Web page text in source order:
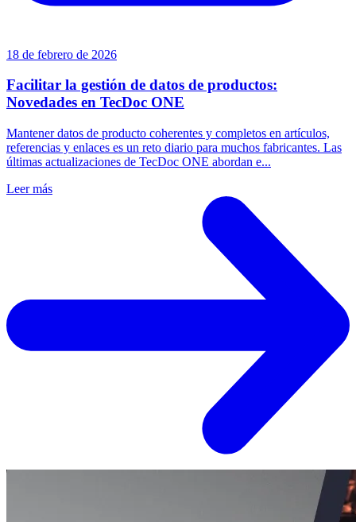
18 de febrero de 2026
Facilitar la gestión de datos de productos:
Novedades en TecDoc ONE
Mantener datos de producto coherentes y completos en artículos,
referencias y enlaces es un reto diario para muchos fabricantes. Las
últimas actualizaciones de TecDoc ONE abordan e...
Leer más